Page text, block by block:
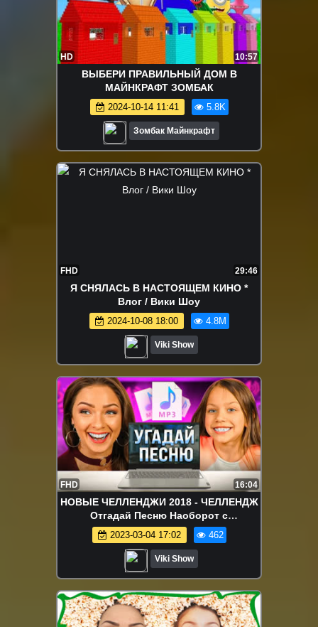
HD 10:57
ВЫБЕРИ ПРАВИЛЬНЫЙ ДОМ В
МАЙНКРАФТ ЗОМБАК
2024-10-14 11:41 5.8K
Зомбак Майнкрафт
FHD 29:46
Я СНЯЛАСЬ В НАСТОЯЩЕМ КИНО *
Влог / Вики Шоу
2024-10-08 18:00 4.8M
Viki Show
FHD 16:04
НОВЫЕ ЧЕЛЛЕНДЖИ 2018 - ЧЕЛЛЕНДЖ
Отгадай Песню Наоборот с
Новогодними Хитами Вика против
Мамы Song Challenge / Вики Шоу
2023-03-04 17:02 462
Viki Show